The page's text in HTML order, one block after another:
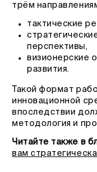
трём
тактические
перспективы,
визионерские
развития.
Такой формат
инновационной
впоследствии
методология и
Читайте также в
вам